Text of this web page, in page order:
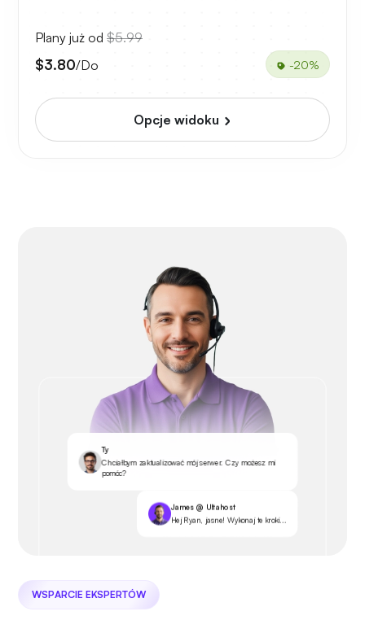
Plany już od $5.99
$3.80/Do -20%
Opcje widoku
Ty
Chciałbym zaktualizować mój serwer. Czy możesz mi
pomóc?
James @ Ultahost
Hej Ryan, jasne! Wykonaj te kroki...
WSPARCIE EKSPERTÓW